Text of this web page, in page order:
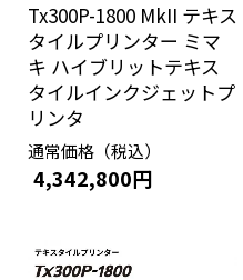
Tx300P-1800 MkII テキス
タイルプリンター ミマ
キ ハイブリットテキス
タイルインクジェットプ
リンタ
通常価格（税込）
4,342,800円